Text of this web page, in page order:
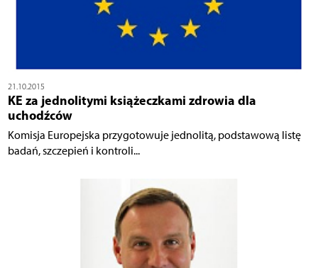
21.10.2015
KE za jednolitymi książeczkami zdrowia dla
uchodźców
Komisja Europejska przygotowuje jednolitą, podstawową listę
badań, szczepień i kontroli...